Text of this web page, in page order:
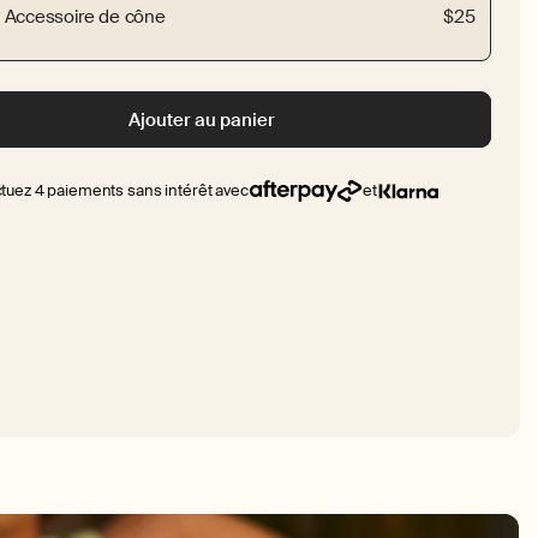
Accessoire de cône $25
Ajouter au panier
4 paiements sans intérêt avec et